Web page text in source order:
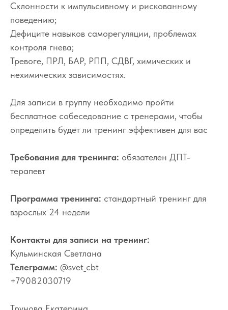
Склонности к импульсивному и рискованному
поведению;
Дефиците навыков саморегуляции, проблемах
контроля гнева;
Тревоге, ПРЛ, БАР, РПП, СДВГ, химических и
нехимических зависимостях.
Для записи в группу необходимо пройти
бесплатное собеседование с тренерами, чтобы
определить будет ли тренинг эффективен для вас
Требования для тренинга: обязателен ДПТ-
терапевт
Программа тренинга: стандартный тренинг для
взрослых 24 недели
Контакты для записи на тренинг:
Кульминская Светлана
Телеграмм: @svet_cbt
+79082030719